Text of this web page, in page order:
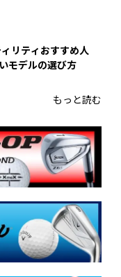
リティおすすめ人
モデルの選び方
もっと読む